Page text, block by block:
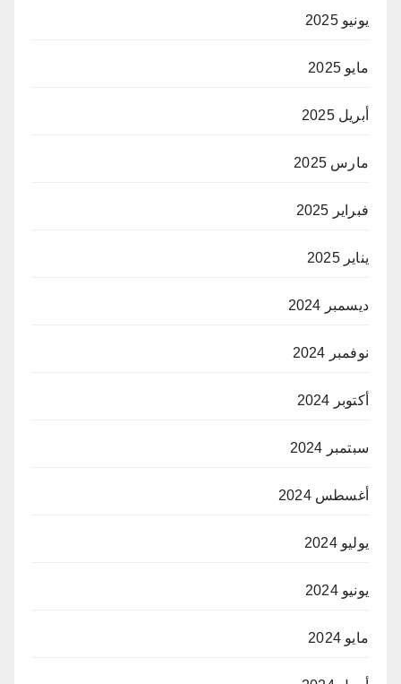
يونيو 2025
مايو 2025
أبريل 2025
مارس 2025
فبراير 2025
يناير 2025
ديسمبر 2024
نوفمبر 2024
أكتوبر 2024
سبتمبر 2024
أغسطس 2024
يوليو 2024
يونيو 2024
مايو 2024